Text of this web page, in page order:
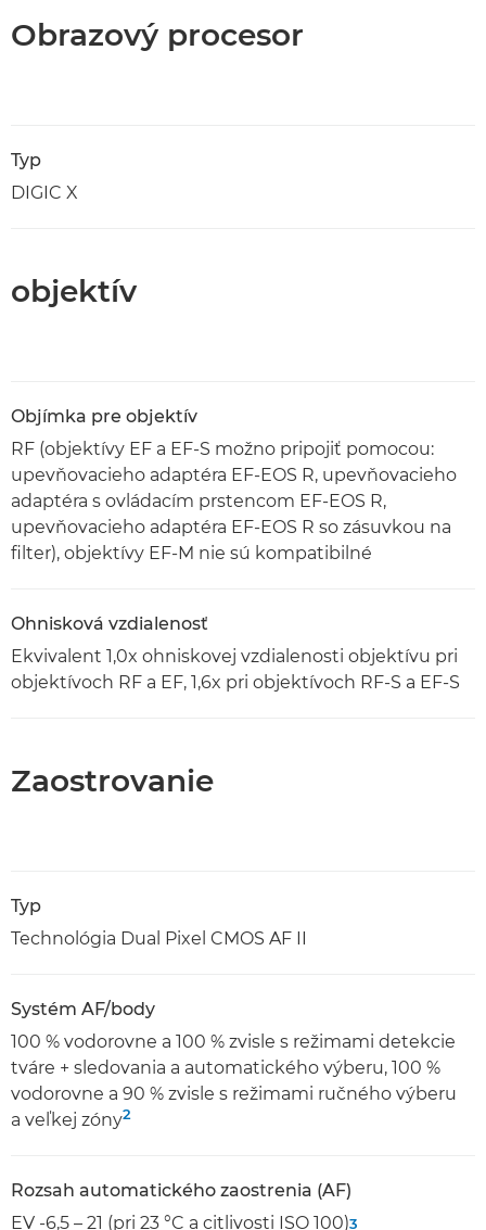
Obrazový procesor
Typ
DIGIC X
objektív
Objímka pre objektív
RF (objektívy EF a EF-S možno pripojiť pomocou:
upevňovacieho adaptéra EF-EOS R, upevňovacieho
adaptéra s ovládacím prstencom EF-EOS R,
upevňovacieho adaptéra EF-EOS R so zásuvkou na
filter), objektívy EF-M nie sú kompatibilné
Ohnisková vzdialenosť
Ekvivalent 1,0x ohniskovej vzdialenosti objektívu pri
objektívoch RF a EF, 1,6x pri objektívoch RF-S a EF-S
Zaostrovanie
Typ
Technológia Dual Pixel CMOS AF II
Systém AF/body
100 % vodorovne a 100 % zvisle s režimami detekcie
tváre + sledovania a automatického výberu, 100 %
vodorovne a 90 % zvisle s režimami ručného výberu
a veľkej zóny2
Rozsah automatického zaostrenia (AF)
EV -6,5 – 21 (pri 23 °C a citlivosti ISO 100)3